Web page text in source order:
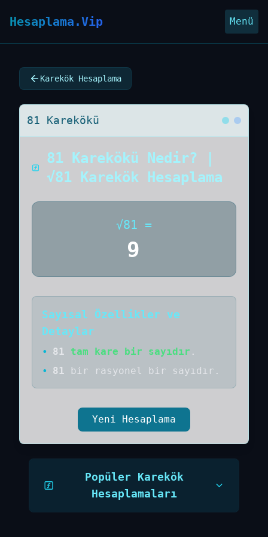
Hesaplama.Vip Menü
Karekök Hesaplama
81 Karekökü
81 Karekökü Nedir? |
√81 Karekök Hesaplama
√81 =
9
Sayısal Özellikler ve
Detaylar
• 81 tam kare bir sayıdır .
•
81 bir rasyonel bir sayıdır .
Yeni Hesaplama
Popüler Karekök
Hesaplamaları